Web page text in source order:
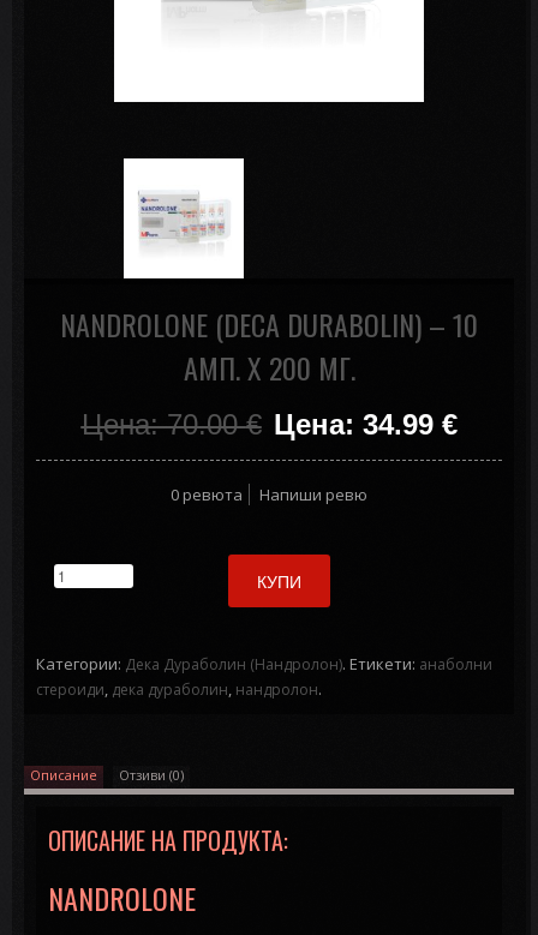
NANDROLONE (DECA DURABOLIN) – 10
АМП. Х 200 МГ.
Цена: 70.00€ Цена: 34.99 €
0 ревюта Напиши ревю
КУПИ
Категории: Дека Дураболин (Нандролон). Етикети: анаболни
стероиди, дека дураболин, нандролон.
Описание Отзиви (0)
ОПИСАНИЕ НА ПРОДУКТА:
NANDROLONE